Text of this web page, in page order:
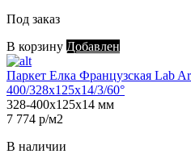
Под заказ
В корзину Добавлен
Паркет Елка Французская Lab
400/328х125х14/3/60°
328-400х125х14 мм
7 774 р/м2
В наличии